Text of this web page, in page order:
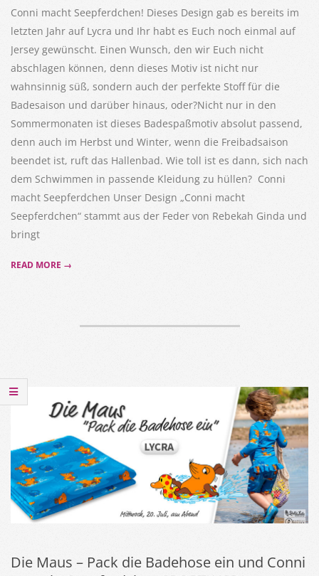
20
Conni macht Seepferdchen! Dieses Design gab es bereits im
letzten Jahr auf Lycra und Ihr habt es Euch noch einmal auf
Jersey gewünscht. Einen Wunsch, den wir Euch nicht
abschlagen können, denn dieses Motiv ist nicht nur
wahnsinnig süß, sondern auch der perfekte Stoff für die
Badesaison und darüber hinaus, oder?Nicht nur in den
Sommermonaten ist dieses Badespaßmotiv absolut passend,
denn auch im Herbst und Winter, wenn die Freibadsaison
beendet ist, ruft das Hallenbad. Wie toll ist es dann, sich nach
dem Schwimmen in passende Kleidung zu hüllen? Conni
macht Seepferdchen Unser Design „Conni macht
Seepferdchen“ stammt aus der Feder von Rebekah Ginda und
bringt
READ MORE →
Die Maus – Pack die Badehose ein und Conni